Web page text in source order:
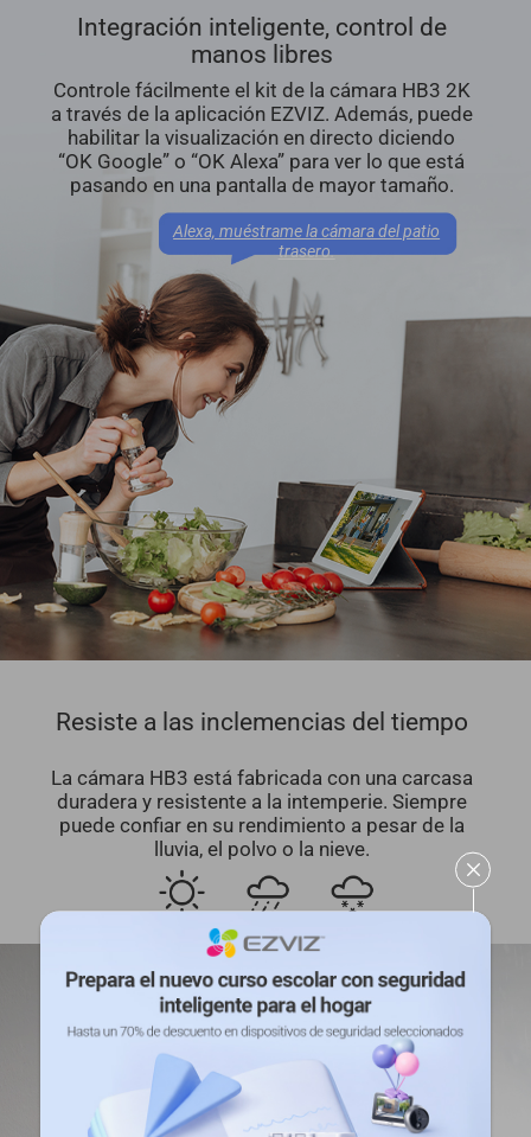
Integración inteligente, control de
manos libres
Controle fácilmente el kit de la cámara HB3 2K
a través de la aplicación EZVIZ. Además, puede
habilitar la visualización en directo diciendo
“OK Google” o “OK Alexa” para ver lo que está
pasando en una pantalla de mayor tamaño.
Alexa, muéstrame la cámara del patio
trasero.
Resiste a las inclemencias del tiempo
La cámara HB3 está fabricada con una carcasa
duradera y resistente a la intemperie. Siempre
puede confiar en su rendimiento a pesar de la
lluvia, el polvo o la nieve.